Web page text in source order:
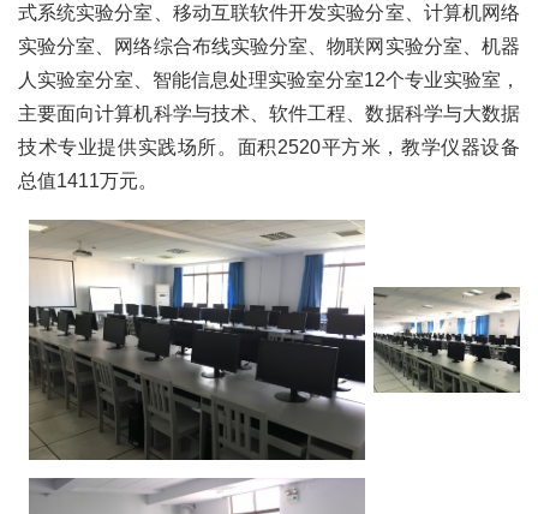
式系统实验分室、移动互联软件开发实验分室、计算机网络
实验分室、网络综合布线实验分室、物联网实验分室、机器
人实验室分室、智能信息处理实验室分室12个专业实验室，
主要面向计算机科学与技术、软件工程、数据科学与大数据
技术专业提供实践场所。面积2520平方米，教学仪器设备
总值1411万元。